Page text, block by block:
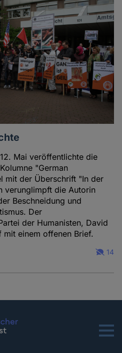
Mai veröffentlichte die
"German
mit der Überschrift "In der
verunglimpft die Autorin
Beschneidung und
Der
der Humanisten, David
einem offenen Brief.
14
Menu